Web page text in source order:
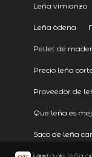
Leña vimianzo
Leña òdena
Pellet de
Precio leña
Proveedor de
Que leña es
Saco de leña